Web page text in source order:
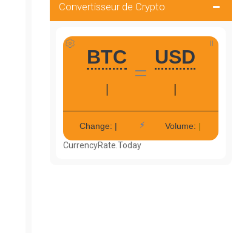
Convertisseur de Crypto
CurrencyRate.Today